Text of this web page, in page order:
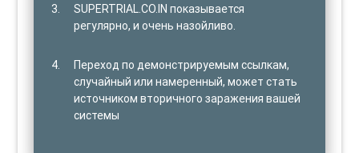
SUPERTRIAL.CO.IN показывается
регулярно, и очень назойливо.
Переход по демонстрируемым ссылкам,
случайный или намеренный, может стать
источником вторичного заражения вашей
системы